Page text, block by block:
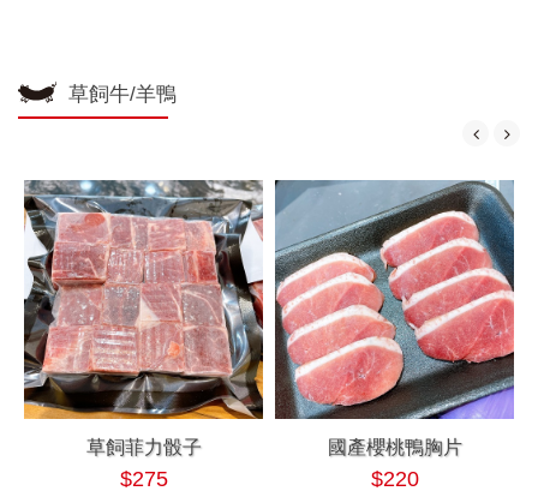
草飼牛/羊鴨
草飼菲力骰子
$275
國產櫻桃鴨胸片
$220